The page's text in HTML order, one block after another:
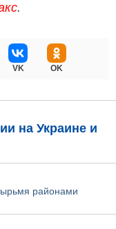
.
VK OK
на Украине и
районами